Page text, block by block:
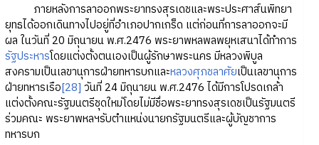
ภายหลังการลาออกพระยาทรงสุรเดชและพระประศาส์นพิทยา
ยุทธได้ออกเดินทางไปอยู่ที่อำเภอปากเกร็ด แต่ก่อนที่การลาออกจะมี
ผล ในวันที่ 20 มิถุนายน พ.ศ.2476 พระยาพหลพลพยุหเสนาได้ทำการ
รัฐประหารโดยแต่งตั้งตนเองเป็นผู้รักษาพระนคร มีหลวงพิบูล
สงครามเป็นเลขานุการฝ่ายทหารบกและหลวงศุภชลาศัยเป็นเลขานุการ
ฝ่ายทหารเรือ[28] วันที่ 24 มิถุนายน พ.ศ.2476 ได้มีการโปรดเกล้า
แต่งตั้งคณะรัฐมนตรีชุดใหม่โดยไม่มีชื่อพระยาทรงสุรเดชเป็นรัฐมนตรี
ร่วมคณะ พระยาพหลฯรับตำแหน่งนายกรัฐมนตรีและผู้บัญชาการ
ทหารบก